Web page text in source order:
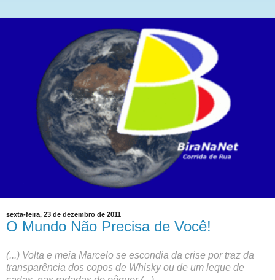
sexta-feira, 23 de dezembro de 2011
O Mundo Não Precisa de Você!
(...) Volta e meia Marcelo se escondia da crise por traz da
transparência dos copos de Whisky ou de um leque de